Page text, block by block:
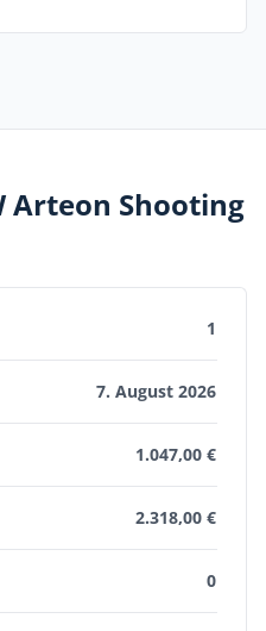
Arteon Shooting
1
7. August 2026
1.047,00 €
2.318,00 €
0